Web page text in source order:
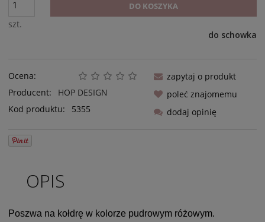
szt.
DO KOSZYKA
do schowka
Ocena:
Producent:
HOP DESIGN
Kod produktu:
5355
zapytaj o produkt
poleć znajomemu
dodaj opinię
OPIS
Poszwa na kołdrę w kolorze pudrowym różowym.